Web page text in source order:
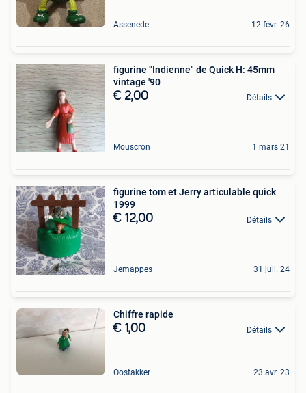
Assenede 12 févr. 26
figurine "Indienne" de Quick H: 45mm
vintage '90
€ 2,00 Détails
Mouscron 1 mars 21
figurine tom et Jerry articulable quick
1999
€ 12,00 Détails
Jemappes 31 juil. 24
Chiffre rapide
€ 1,00 Détails
Oostakker 23 avr. 23